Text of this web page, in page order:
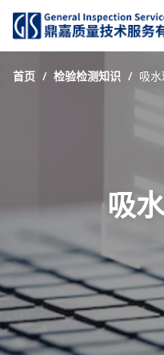
首页 / 检验检测知识 / 吸
吸